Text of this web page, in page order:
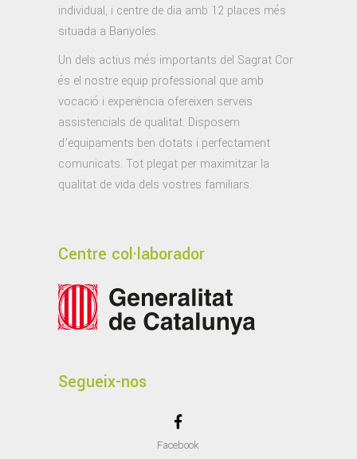
individual, i centre de dia amb 12 places més
situada a Banyoles.
Un dels actius més importants del Sagrat Cor
és el nostre equip professional que amb
vocació i experiència ofereixen serveis
assistencials de qualitat. Disposem
d’equipaments ben dotats i perfectament
comunicats. Tot plegat per maximitzar la
qualitat de vida dels vostres familiars.
Centre col·laborador
Segueix-nos
Facebook